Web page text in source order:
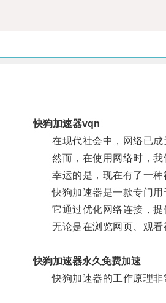
快狗加速器vqn
在现代社会中，网络已成
然而，在使用网络时，我
幸运的是，现在有了一种
快狗加速器是一款专门用
它通过优化网络连接，提
无论是在浏览网页、观看
快狗加速器永久免费加速
快狗加速器的工作原理非